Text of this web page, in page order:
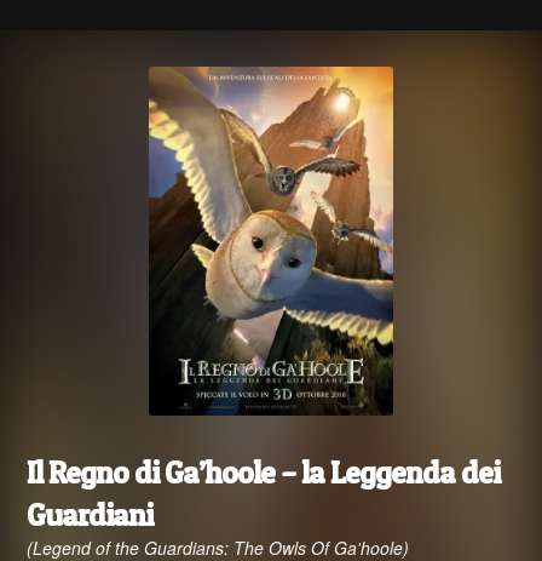
Il Regno di Ga’hoole – la Leggenda dei
Guardiani
(Legend of the Guardians: The Owls Of Ga'hoole)